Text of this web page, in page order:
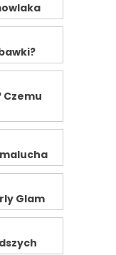
Czemu
Glam